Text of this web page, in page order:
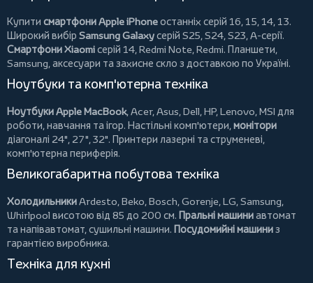
Купити смартфони Apple iPhoneостанніх серій 16, 15, 14, 13.
Широкий вибір Samsung Galaxyсерій S25, S24, S23, A-серії.
Смартфони Xiaomiсерій 14, Redmi Note, Redmi. Планшети,
Samsung, аксесуари тазахисне скло з доставкою по Україні.
Ноутбуки та комп'ютерна техніка
Ноутбуки Apple MacBook, Acer, Asus, Dell, HP, Lenovo, MSI для
роботи, навчання та ігор. Настільні комп'ютери, монітори
діагоналі 24", 27", 32". Принтери лазерні та струменеві,
комп'ютерна периферія.
Великогабаритна побутова техніка
ХолодильникиArdesto, Beko, Bosch, Gorenje, LG, Samsung,
Whirlpool висотою від 85 до 200 см. Пральні машиниавтомат
та напівавтомат, сушильні машини. Посудомийні машиниз
гарантією виробника.
Техніка для кухні